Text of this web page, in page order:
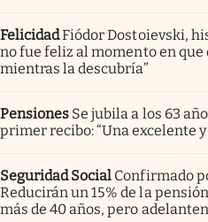
FelicidadFiódor Dostoievski,
no fue feliz al momento en
mientras la descubría”
Pensiones Se jubila a los 63
primer recibo: “Una excelente
Seguridad Social Confirmado
Reducirán un 15% de la
más de 40 años, pero